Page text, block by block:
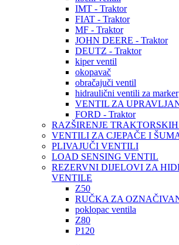
IMT - Traktor
FIAT - Traktor
MF - Traktor
JOHN DEERE - Traktor
DEUTZ - Traktor
kiper ventil
okopavač
obračajuči ventil
hidraulični ventili za marker
VENTIL ZA
FORD - Traktor
RAZŠIRENJE
VENTILI ZA CJEPAČE I
PLIVAJUČI VENTILI
LOAD SENSING VENTIL
REZERVNI DIJELOVI ZA
VENTILE
Z50
RUČKA ZA
poklopac ventila
Z80
P120